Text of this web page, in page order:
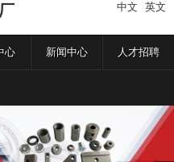
中文 英文
心 新闻中心 人才招聘